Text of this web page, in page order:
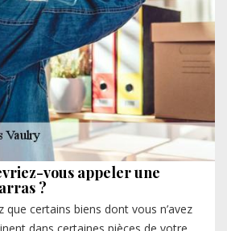
vous appeler une
?
certains biens dont vous n’avez
dans certaines pièces de votre